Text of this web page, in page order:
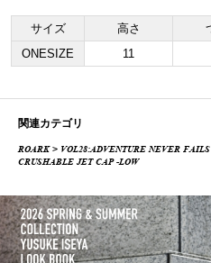
サイズ 高さ
ONESIZE
11
関連カテゴリ
ROARK> VOL28:ADVENTURE NEVER FAILS
CRUSHABLE JET CAP -LOW